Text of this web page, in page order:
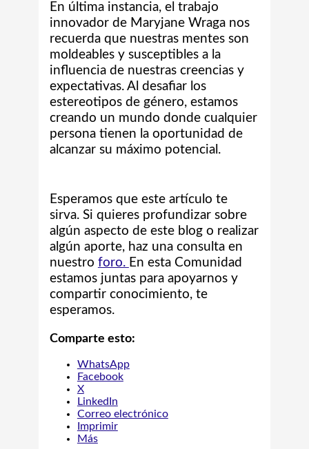
En última instancia, el trabajo
innovador de Maryjane Wraga nos
recuerda que nuestras mentes son
moldeables y susceptibles a la
influencia de nuestras creencias y
expectativas. Al desafiar los
estereotipos de género, estamos
creando un mundo donde cualquier
persona tienen la oportunidad de
alcanzar su máximo potencial.
Esperamos que este artículo te
sirva. Si quieres profundizar sobre
algún aspecto de este blog o realizar
algún aporte,haz una consulta en
nuestro foro. En esta Comunidad
estamos juntas para apoyarnos y
compartir conocimiento, te
esperamos.
Comparte esto:
WhatsApp
Facebook
X
LinkedIn
Correo electrónico
Imprimir
Más